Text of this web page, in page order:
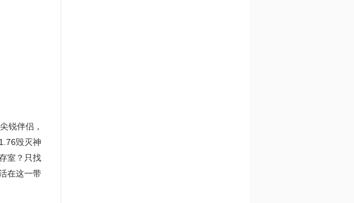
锐伴侣，
毁灭神
室？只找
在这一带